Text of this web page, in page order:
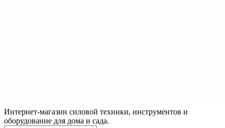
Интернет-магазин силовой техники, инструментов и
оборудование для дома и сада.